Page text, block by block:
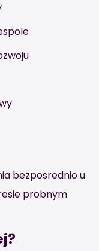
bezposrednio u
probnym